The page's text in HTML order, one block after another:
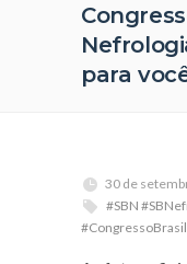
para
30 de
#SBN